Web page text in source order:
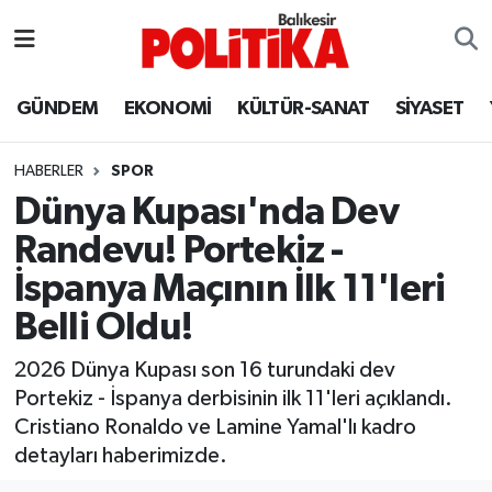
GÜNDEM EKONOMİ KÜLTÜR-SANAT SİYASET
HABERLER SPOR
Dünya Kupası'nda Dev
Randevu! Portekiz -
İspanya Maçının İlk 11'leri
Belli Oldu!
2026 Dünya Kupası son 16 turundaki dev
Portekiz - İspanya derbisinin ilk 11'leri açıklandı.
Cristiano Ronaldo ve Lamine Yamal'lı kadro
detayları haberimizde.
Ayvalık
Bandırma
Bigadiç
BİYOGRAFİLER
Burhaniye
Balıkesir Hava Durumu
Balıkesir Namaz Vakitleri
Balıkesir Trafik Yoğunluk Haritası
Süper Lig Puan Durumu ve Fikstür
Tüm Manşetler
Son Dakika Haberleri